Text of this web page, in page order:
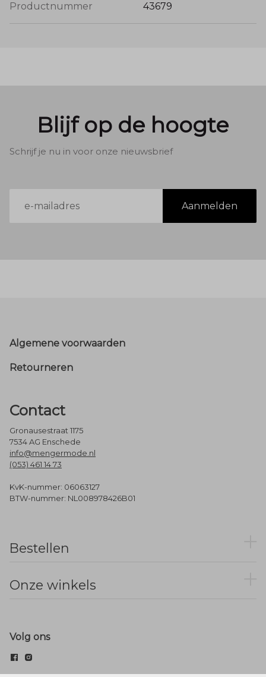
Productnummer 43679
Blijf op de hoogte
Schrijf je nu in voor onze nieuwsbrief
mailadres
Aanmelden
Footer
Algemene voorwaarden
Retourneren
Contact
Gronausestraat 1175
7534 AG Enschede
info@mengermode.nl
(053) 461 14 73
KvK-nummer: 06063127
BTW-nummer: NL008978426B01
Bestellen
Onze winkels
Volg ons